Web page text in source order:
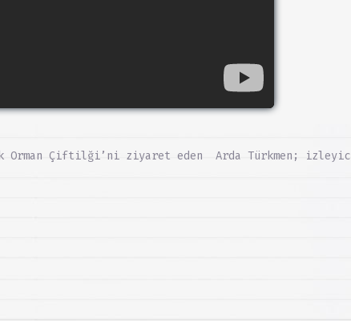
Orman Çiftilği’ni ziyaret eden Arda Türkmen;